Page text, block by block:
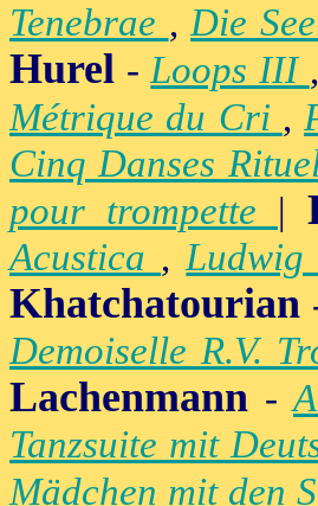
Tenebrae ,Die
Hurel -Loops III
Métrique du Cri ,
Cinq Danses
pour trompette |
Acustica ,Ludwig
Khatchatourian
Demoiselle R.V.
Lachenmann -
Tanzsuite mit
Mädchen mit den